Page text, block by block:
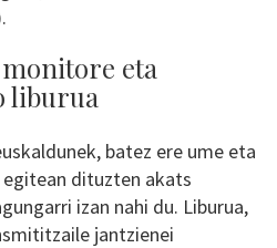
eta
liburua
batez ere ume eta
dituzten akats
izan nahi du. Liburua,
jantzienei